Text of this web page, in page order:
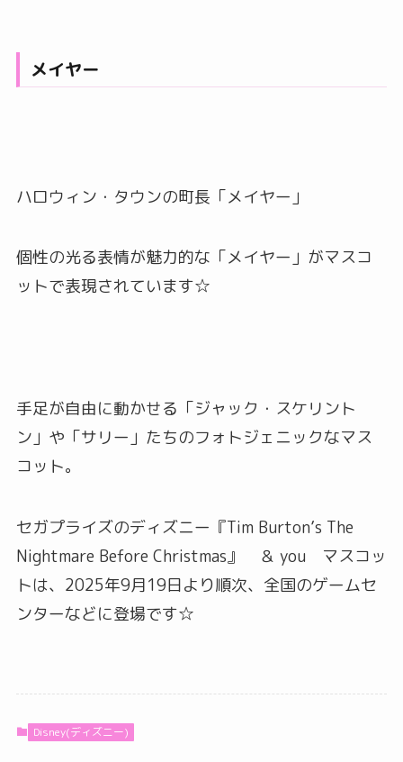
メイヤー
ハロウィン・タウンの町長「メイヤー」
個性の光る表情が魅力的な「メイヤー」がマスコ
ットで表現されています☆
手足が自由に動かせる「ジャック・スケリント
ン」や「サリー」たちのフォトジェニックなマス
コット。
セガプライズのディズニー『Tim Burton’s The
Nightmare Before Christmas』 ＆ you マスコッ
トは、2025年9月19日より順次、全国のゲームセ
ンターなどに登場です☆
Disney(ディズニー)